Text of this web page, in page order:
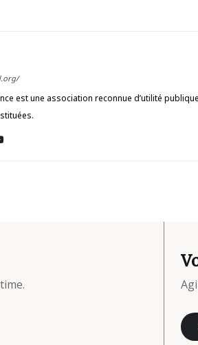
est une association reconnue d’utilité